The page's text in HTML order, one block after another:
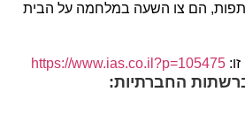
הם צו השעה במלחמה על הבית
https://www.ias.co.il?p=105475
החברתיות: